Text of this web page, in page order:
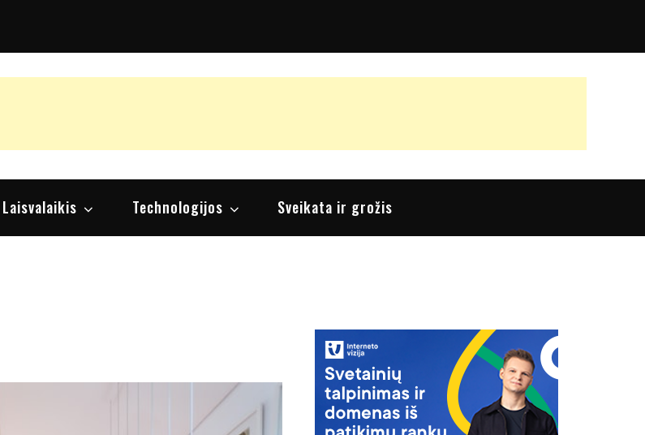
Laisvalaikis Technologijos Sveikata ir grožis